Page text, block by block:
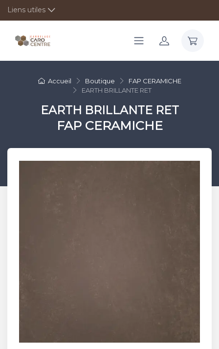
Liens utiles
Accueil Boutique
FAP CERAMICHE
EARTH BRILLANTE RET
EARTH BRILLANTE RET
FAP CERAMICHE